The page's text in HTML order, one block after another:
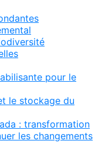
pour le
le stockage du
: transformation
les changements